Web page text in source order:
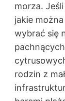
morza.
jakie
wybrać się
rodzin z